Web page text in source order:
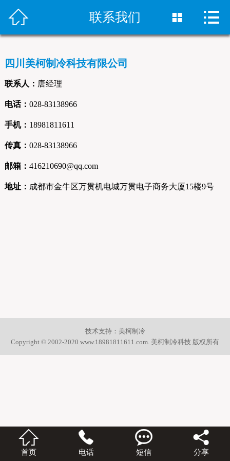
首页
 联系我们  
四川美柯制冷科技有限公司
联系人： 唐经理
电话： 028-83138966
手机： 18981811611
传真： 028-83138966
邮箱： 416210690@qq.com
地址： 成都市金牛区万贯机电城万贯电子商务大厦15楼9号
技术支持： 美柯制冷
Copyright © 2002-2020 www.18981811611.com. 美柯制冷科技 版权所有

首页

电话

短信

分享